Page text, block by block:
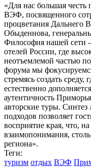
«Для нас большая
ВЭФ, посвященного
процветания Дальнего
Обыденнова,
Философия нашей сети
отелей России, где
неотъемлемой частью
форума мы
стремясь создать
естественно
аутентичность
авторские туры. Синтез
подходов позволяет
восприятие края, что,
взаимопонимания,
региона».
Теги:
туризм отдых ВЭФ